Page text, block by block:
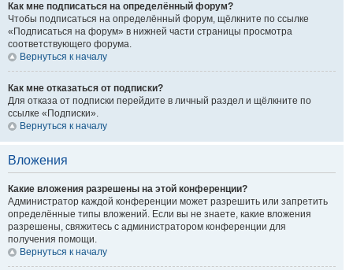
Как мне подписаться на определённый форум?
Чтобы подписаться на определённый форум, щёлкните по ссылке
«Подписаться на форум» в нижней части страницы просмотра
соответствующего форума.
Вернуться к началу
Как мне отказаться от подписки?
Для отказа от подписки перейдите в личный раздел и щёлкните по
ссылке «Подписки».
Вернуться к началу
Вложения
Какие вложения разрешены на этой конференции?
Администратор каждой конференции может разрешить или запретить
определённые типы вложений. Если вы не знаете, какие вложения
разрешены, свяжитесь с администратором конференции для
получения помощи.
Вернуться к началу